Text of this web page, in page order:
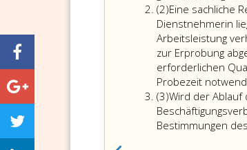
(2)Absatz
2
Eine sachliche
Dienstnehmerin
Arbeitsleistung
zur Erprobung
erforderlichen
Probezeit
(3)Absatz
3
Wird der Ablauf
Bestimmungen